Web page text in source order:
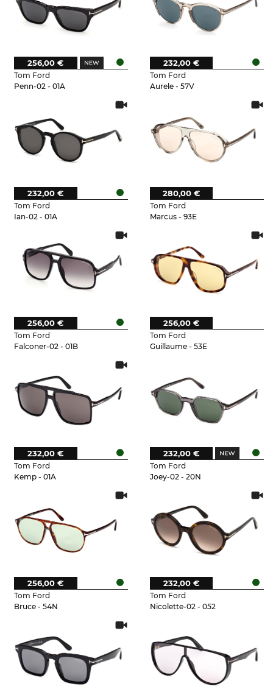
Tom Ford
Penn-02 - 01A
256,00 €
Tom Ford
Aurele - 57V
232,00 €
Tom Ford
Ian-02 - 01A
232,00 €
Tom Ford
Marcus - 93E
280,00 €
Tom Ford
Falconer-02 - 01B
256,00 €
Tom Ford
Guillaume - 53E
256,00 €
Tom Ford
Kemp - 01A
232,00 €
Tom Ford
Joey-02 - 20N
232,00 €
Tom Ford
Bruce - 54N
256,00 €
Tom Ford
Nicolette-02 - 052
232,00 €